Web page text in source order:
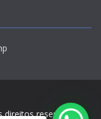
direitos reservados.